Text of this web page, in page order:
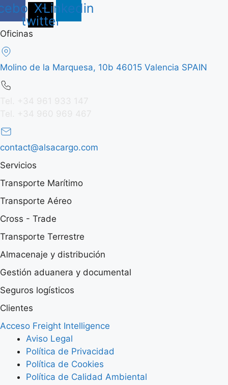
X-
twitter
Linkedin
Oficinas
Molino de la Marquesa, 10b 46015 Valencia SPAIN
contact@alsacargo.com
Servicios
Transporte Marítimo
Transporte Aéreo
Cross - Trade
Transporte Terrestre
Almacenaje y distribución
Gestión aduanera y documental
Seguros logísticos
Clientes
Acceso Freight Intelligence
Aviso Legal
Política de Privacidad
Política de Cookies
Política de Calidad Ambiental